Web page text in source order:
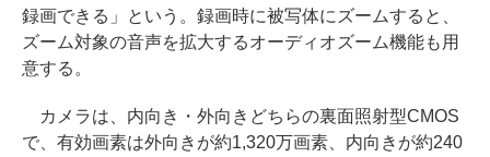
録画できる」という。録画時に被写体にズームすると、
ズーム対象の音声を拡大するオーディオズーム機能も用
意する。
カメラは、内向き・外向きどちらの裏面照射型CMOS
で、有効画素は外向きが約1,320万画素、内向きが約240